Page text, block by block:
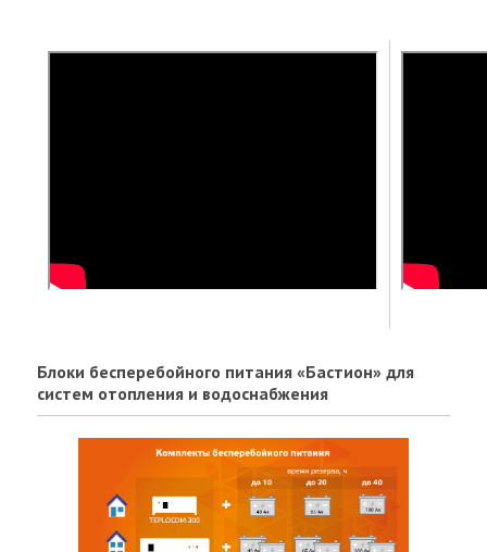
Блоки бесперебойного питания «Бастион» для
систем отопления и водоснабжения